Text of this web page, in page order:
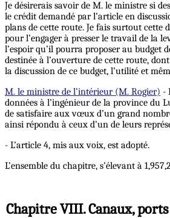
Je désirerais savoir de M. le ministre si
le crédit demandé par l’article en
plans de cette route. Je fais surtout cette
pour l’engager à presser le travail de la
l’espoir qu’il pourra proposer au budget
destinée à l’ouverture de cette route,
la discussion de ce budget, l’utilité et
M. le ministre de l’intérieur (M. Rogier) -
données à l’ingénieur de la province du
de satisfaire aux vœux d’un grand
ainsi répondu à ceux d’un de leurs
- L’article 4, mis aux voix, est adopté.
L’ensemble du chapitre, s’élevant à
Chapitre VIII. Canaux,